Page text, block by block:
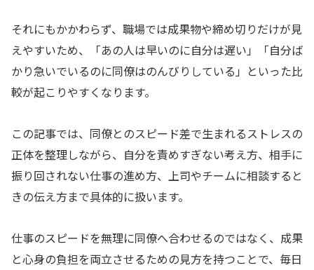
それにもかかわらず、職場では成果物や締め切りだけが見
えやすいため、「あの人は早いのに自分は遅い」「自分ば
かり急いでいるのに同僚はのんびりしている」といった比
較が起こりやすくなります。
この記事では、同僚とのスピード差で生まれるストレスの
正体を整理しながら、自分を責めすぎない考え方、相手に
振り回されない仕事の進め方、上司やチームに相談すると
きの伝え方まで具体的に扱います。
仕事のスピードを無理に同僚へ合わせるのではなく、成果
と心身の負担を両立させるための見方を持つことで、毎日